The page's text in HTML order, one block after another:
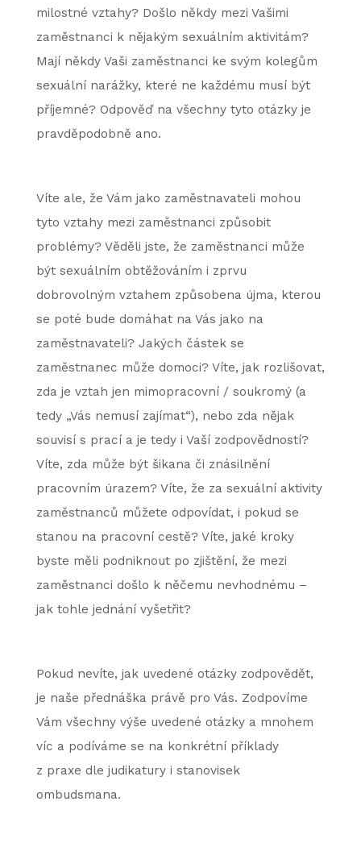
milostné vztahy? Došlo někdy mezi Vašimi
zaměstnanci k nějakým sexuálním aktivitám?
Mají někdy Vaši zaměstnanci ke svým kolegům
sexuální narážky, které ne každému musí být
příjemné? Odpověď na všechny tyto otázky je
pravděpodobně ano.
Víte ale, že Vám jako zaměstnavateli mohou
tyto vztahy mezi zaměstnanci způsobit
problémy? Věděli jste, že zaměstnanci může
být sexuálním obtěžováním i zprvu
dobrovolným vztahem způsobena újma, kterou
se poté bude domáhat na Vás jako na
zaměstnavateli? Jakých částek se
zaměstnanec může domoci? Víte, jak rozlišovat,
zda je vztah jen mimopracovní / soukromý (a
tedy „Vás nemusí zajímat“), nebo zda nějak
souvisí s prací a je tedy i Vaší zodpovědností?
Víte, zda může být šikana či znásilnění
pracovním úrazem? Víte, že za sexuální aktivity
zaměstnanců můžete odpovídat, i pokud se
stanou na pracovní cestě? Víte, jaké kroky
byste měli podniknout po zjištění, že mezi
zaměstnanci došlo k něčemu nevhodnému –
jak tohle jednání vyšetřit?
Pokud nevíte, jak uvedené otázky zodpovědět,
je naše přednáška právě pro Vás. Zodpovíme
Vám všechny výše uvedené otázky a mnohem
víc a podíváme se na konkrétní příklady
z praxe dle judikatury i stanovisek
ombudsmana.